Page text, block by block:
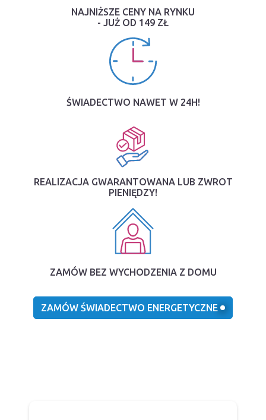
NAJNIŻSZE CENY NA RYNKU
- JUŻ OD 149 ZŁ
ŚWIADECTWO NAWET W 24H!
REALIZACJA GWARANTOWANA LUB ZWROT
PIENIĘDZY!
ZAMÓW BEZ WYCHODZENIA Z DOMU
ZAMÓW ŚWIADECTWO ENERGETYCZNE